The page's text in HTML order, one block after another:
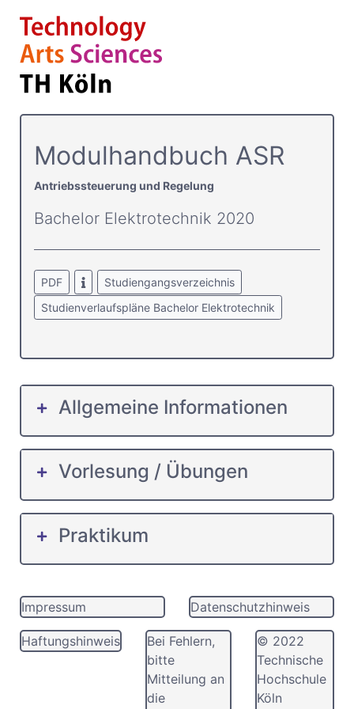
Modulhandbuch ASR
Antriebssteuerung und Regelung
Bachelor Elektrotechnik 2020
PDF
Studiengangsverzeichnis
Studienverlaufspläne Bachelor Elektrotechnik
Allgemeine Informationen
Vorlesung / Übungen
Praktikum
Impressum Datenschutzhinweis
Haftungshinweis
Bei Fehlern,
bitte
Mitteilung an
die
© 2022
Technische
Hochschule
Köln